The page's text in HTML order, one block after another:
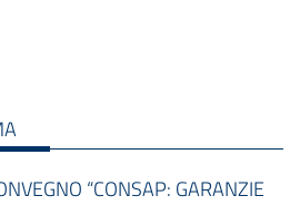
“CONSAP: GARANZIE